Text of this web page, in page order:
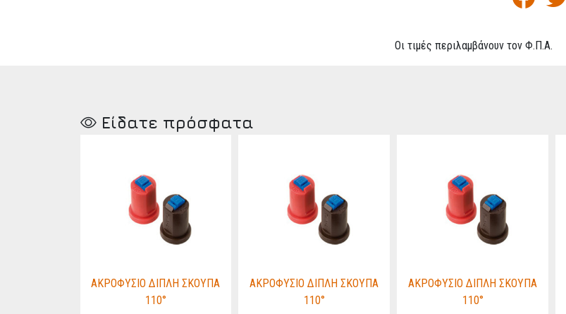
Οι τιμές περιλαμβάνουν τον Φ.Π.Α.
Είδατε πρόσφατα
ΑΚΡΟΦΥΣΙΟ ΔΙΠΛΗ ΣΚΟΥΠΑ
110°
ΑΚΡΟΦΥΣΙΟ ΔΙΠΛΗ ΣΚΟΥΠΑ
110°
ΑΚΡΟΦΥΣΙΟ ΔΙΠΛΗ ΣΚΟΥΠΑ
110°